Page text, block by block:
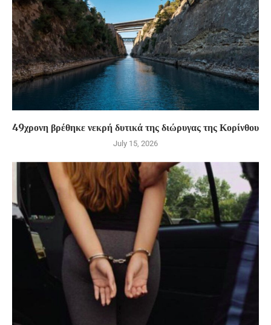
49χρονη βρέθηκε νεκρή δυτικά της διώρυγας της Κορίνθου
July 15, 2026